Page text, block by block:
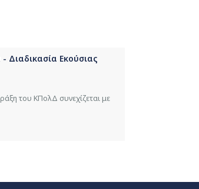
Διαδικασία Εκούσιας
του ΚΠολΔ συνεχίζεται με